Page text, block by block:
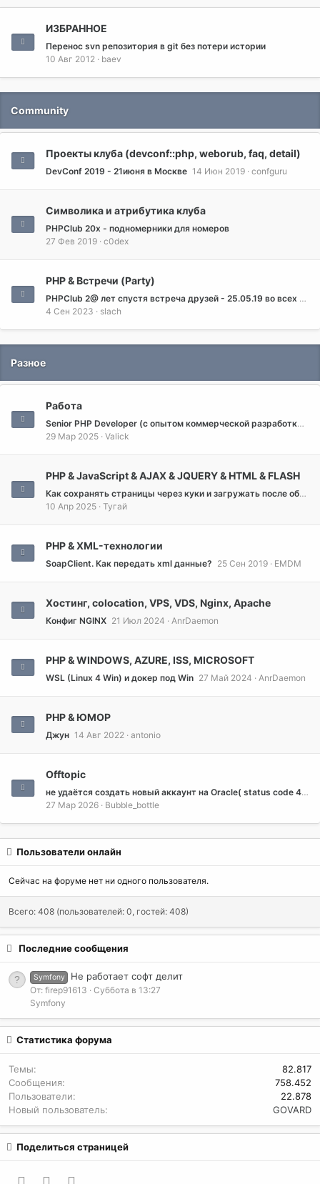
ИЗБРАННОЕ
Перенос svn репозитория в git без потери истории
10 Авг 2012
baev
Community
Проекты клуба (devconf::php, weborub, faq, detail)
DevConf 2019 - 21июня в Москве 14 Июн 2019 confguru
Символика и атрибутика клуба
PHPClub 20x - подномерники для номеров
27 Фев 2019 c0dex
PHP & Встречи (Party)
PHPClub 2@ лет спустя встреча друзей - 25.05.19 во всех городах и весях
4 Сен 2023
slach
Разное
Работа
Senior PHP Developer (с опытом коммерческой разработки в платежных системах)
29 Мар 2025 Valick
PHP & JavaScript & AJAX & JQUERY & HTML & FLASH
Как сохранять страницы через куки и загружать после обновления AJAX + PHP + MySQL?
10 Апр 2025 Тугай
PHP & XML-технологии
SoapClient. Как передать xml данные? 25 Сен 2019 EMDM
Хостинг, colocation, VPS, VDS, Nginx, Apache
Конфиг NGINX 21 Июл 2024 AnrDaemon
PHP & WINDOWS, AZURE, ISS, MICROSOFT
WSL (Linux 4 Win) и докер под Win 27 Май 2024 AnrDaemon
PHP & ЮМОР
Джун 14 Авг 2022 antonio
Offtopic
не удаётся создать новый аккаунт на Oracle( status code 403 или 428 )
27 Мар 2026
Bubble_bottle
Пользователи онлайн
Сейчас на форуме нет ни одного пользователя.
Всего: 408 (пользователей: 0, гостей: 408)
Последние сообщения
Symfony Не работает софт делит
От: firep91613
Суббота в 13:27
Symfony
Статистика форума
Темы
82.817
Сообщения
758.452
Пользователи
22.878
Новый пользователь
GOVARD
Поделиться страницей
Facebook
Twitter